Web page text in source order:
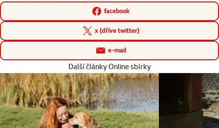
facebook
x (dříve twitter)
e-mail
Další články Online sbírky